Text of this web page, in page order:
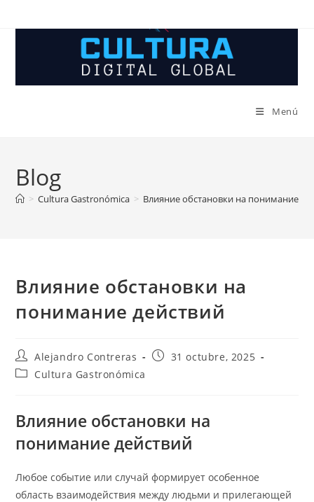
Menú
Blog
> Cultura Gastronómica > Влияние обстановки на понимание
Влияние обстановки на
понимание действий
Autor
de
la
Alejandro Contreras
Entrada31 octubre, 2025
Categoría
entrada:
Cultura Gastronómica
Влияние обстановки на
понимание действий
Любое событие или случай формирует особенное
область взаимодействия между людьми и прилегающей